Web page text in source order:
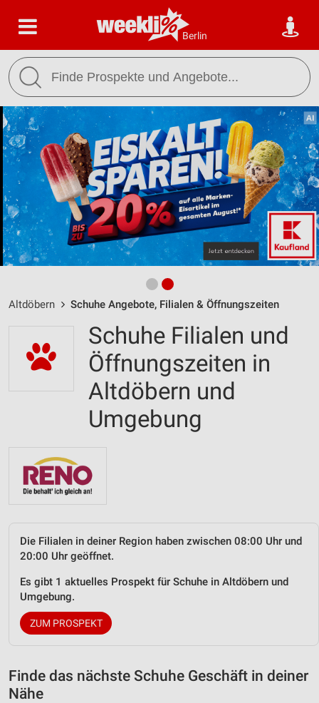
Berlin
Altdöbern Schuhe Angebote, Filialen & Öffnungszeiten
Schuhe Filialen und
Öffnungszeiten in
Altdöbern und
Umgebung
Die Filialen in deiner Region haben zwischen 08:00 Uhr und
20:00 Uhr geöffnet.
Es gibt 1 aktuelles Prospekt für Schuhe in Altdöbern und
Umgebung.
ZUM PROSPEKT
Finde das nächste Schuhe Geschäft in deiner
Nähe